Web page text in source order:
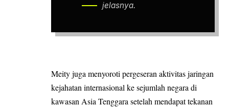
jelasnya.
Meity juga menyoroti pergeseran aktivitas jaringan
kejahatan internasional ke sejumlah negara di
kawasan Asia Tenggara setelah mendapat tekanan